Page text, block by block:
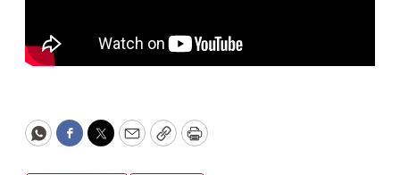
WhatsApp
Facebook
Twitter
EmailCopyPrint